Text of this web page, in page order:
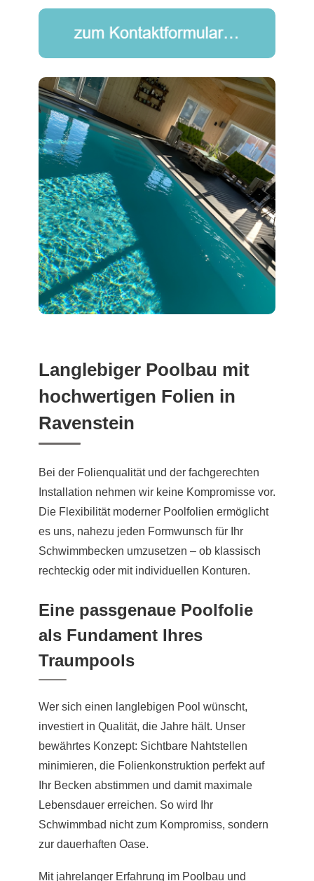
Langlebiger Poolbau mit
hochwertigen Folien in
Ravenstein
Bei der Folienqualität und der fachgerechten
Installation nehmen wir keine Kompromisse vor.
Die Flexibilität moderner Poolfolien ermöglicht
es uns, nahezu jeden Formwunsch für Ihr
Schwimmbecken umzusetzen – ob klassisch
rechteckig oder mit individuellen Konturen.
Eine passgenaue Poolfolie
als Fundament Ihres
Traumpools
Wer sich einen langlebigen Pool wünscht,
investiert in Qualität, die Jahre hält. Unser
bewährtes Konzept: Sichtbare Nahtstellen
minimieren, die Folienkonstruktion perfekt auf
Ihr Becken abstimmen und damit maximale
Lebensdauer erreichen. So wird Ihr
Schwimmbad nicht zum Kompromiss, sondern
zur dauerhaften Oase.
Mit jahrelanger Erfahrung im Poolbau und